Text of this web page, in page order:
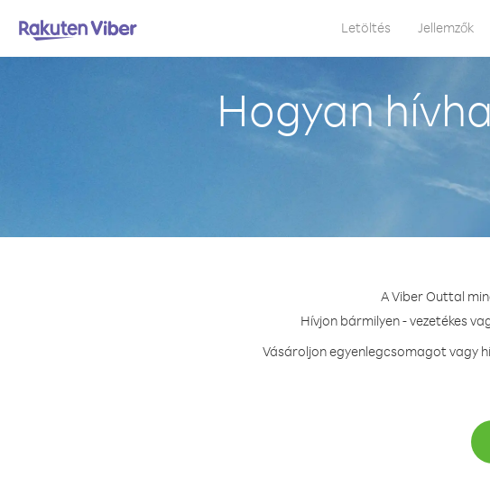
Letöltés Jellemzők
Hogyan
A Viber Outtal
Hívjon bármilyen - vezetékes
Vásároljon egyenlegcsomagot vagy